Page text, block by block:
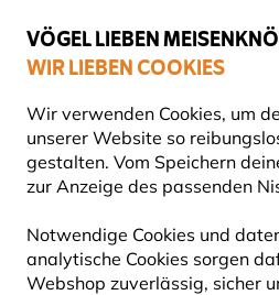
VÖGEL LIEBEN
WIR LIEBEN COOKIES
Wir verwenden Cookies, um
unserer Website so
gestalten. Vom Speichern
zur Anzeige des passenden
Notwendige Cookies und
analytische Cookies sorgen
Webshop zuverlässig, sicher
Top-bewertet in
Gratis
Blog Tierarten
TÜRKENTAUBE